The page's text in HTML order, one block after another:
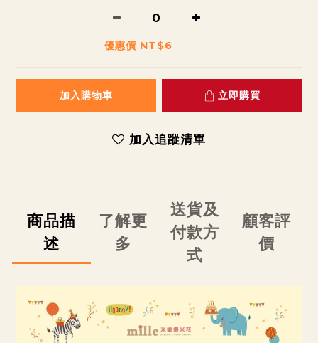
優惠價 NT$6
加入購物車 立即購買
加入追蹤清單
商品描
述
了解更
多
送貨及
付款方
式
顧客評
價